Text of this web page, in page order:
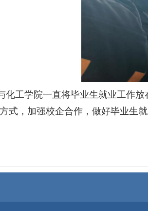
化工学院一直将毕业生就业工作
式，加强校企合作，做好毕业生